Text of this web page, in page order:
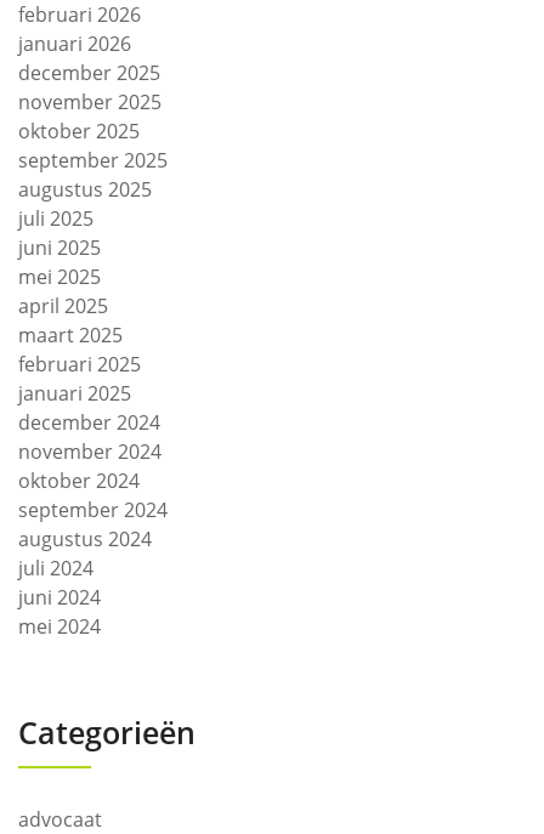
februari 2026
januari 2026
december 2025
november 2025
oktober 2025
september 2025
augustus 2025
juli 2025
juni 2025
mei 2025
april 2025
maart 2025
februari 2025
januari 2025
december 2024
november 2024
oktober 2024
september 2024
augustus 2024
juli 2024
juni 2024
mei 2024
Categorieën
advocaat